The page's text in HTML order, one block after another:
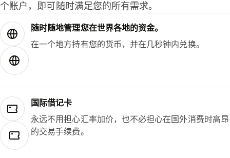
个账户，即可随时满足您的所有需求。
随时随地管理您在世界各地的资金。
在一个地方持有您的货币，并在几秒钟内兑换。
国际借记卡
永远不用担心汇率加价，也不必担心在国外消费时高昂
的交易手续费。